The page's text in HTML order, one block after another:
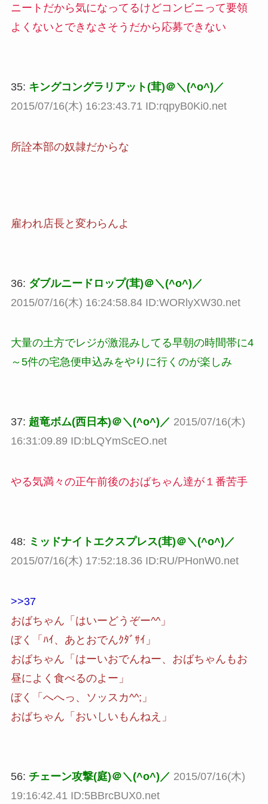
ニートだから気になってるけどコンビニって要領
よくないとできなさそうだから応募できない
35: キングコングラリアット(茸)＠＼(^o^)／
2015/07/16(木) 16:23:43.71 ID:rqpyB0Ki0.net
所詮本部の奴隷だからな
雇われ店長と変わらんよ
36: ダブルニードロップ(茸)＠＼(^o^)／
2015/07/16(木) 16:24:58.84 ID:WORlyXW30.net
大量の土方でレジが激混みしてる早朝の時間帯に4
～5件の宅急便申込みをやりに行くのが楽しみ
37: 超竜ボム(西日本)＠＼(^o^)／ 2015/07/16(木)
16:31:09.89 ID:bLQYmScEO.net
やる気満々の正午前後のおばちゃん達が１番苦手
48: ミッドナイトエクスプレス(茸)＠＼(^o^)／
2015/07/16(木) 17:52:18.36 ID:RU/PHonW0.net
>>37
おばちゃん「はいーどうぞー^^」
ぼく「ﾊｲ、あとおでんｸﾀﾞｻｲ」
おばちゃん「はーいおでんねー、おばちゃんもお
昼によく食べるのよー」
ぼく「へへっ、ソッスカ^^;」
おばちゃん「おいしいもんねえ」
56: チェーン攻撃(庭)＠＼(^o^)／ 2015/07/16(木)
19:16:42.41 ID:5BBrcBUX0.net